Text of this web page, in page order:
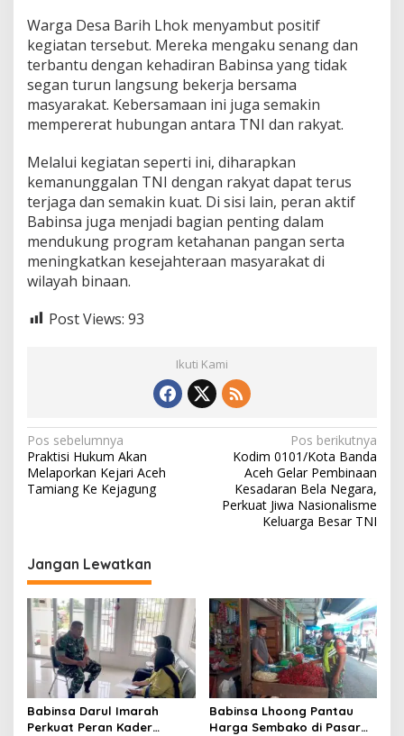
m
b
a
s
d
i
B
a
i
h
L
h
k
Warga Desa Barih Lhok menyambut positif
kegiatan tersebut. Mereka mengaku senang dan
terbantu dengan kehadiran Babinsa yang tidak
segan turun langsung bekerja bersama
masyarakat. Kebersamaan ini juga semakin
mempererat hubungan antara TNI dan rakyat.
Melalui kegiatan seperti ini, diharapkan
kemanunggalan TNI dengan rakyat dapat terus
terjaga dan semakin kuat. Di sisi lain, peran aktif
Babinsa juga menjadi bagian penting dalam
mendukung program ketahanan pangan serta
meningkatkan kesejahteraan masyarakat di
wilayah binaan.
Post Views: 93
Ikuti Kami
N
a
v
a
s
i
p
o
s
Pos sebelumnya
Praktisi Hukum Akan
Melaporkan Kejari Aceh
Tamiang Ke Kejagung
Pos berikutnya
Kodim 0101/Kota Banda
Aceh Gelar Pembinaan
Kesadaran Bela Negara,
Perkuat Jiwa Nasionalisme
Keluarga Besar TNI
Jangan Lewatkan
Babinsa Darul Imarah
Perkuat Peran Kader
Babinsa Lhoong Pantau
Harga Sembako di Pasar